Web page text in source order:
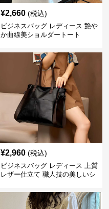
¥2,660 (税込)
ビジネスバッグ レディース 艶や
か曲線美ショルダートート
¥2,960 (税込)
ビジネスバッグ レディース 上質
レザー仕立て 職人技の美しいシ